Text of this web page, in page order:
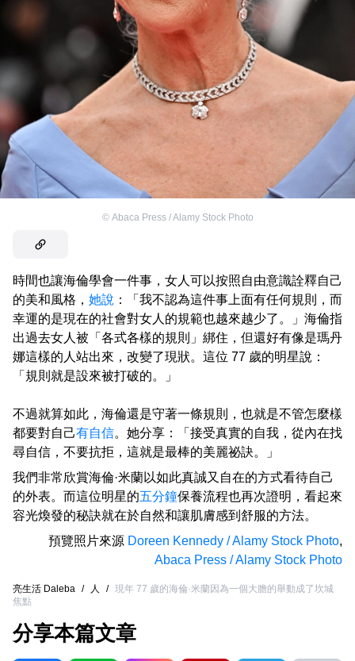
© Abaca Press / Alamy Stock Photo
時間也讓海倫學會一件事，女人可以按照自由意識詮釋自己
的美和風格， 她說 ：「我不認為這件事上面有任何規則，而
幸運的是現在的社會對女人的規範也越來越少了。」海倫指
出過去女人被「各式各樣的規則」綁住，但還好有像是瑪丹
娜這樣的人站出來，改變了現狀。這位 77 歲的明星說：
「規則就是設來被打破的。」
不過就算如此，海倫還是守著一條規則，也就是不管怎麼樣
都要對自己有自信。她分享：「接受真實的自我，從內在找
尋自信，不要抗拒，這就是最棒的美麗祕訣。」
我們非常欣賞海倫·米蘭以如此真誠又自在的方式看待自己
的外表。而這位明星的五分鐘保養流程也再次證明，看起來
容光煥發的秘訣就在於自然和讓肌膚感到舒服的方法。
預覽照片來源 Doreen Kennedy / Alamy Stock Photo,
Abaca Press / Alamy Stock Photo
亮生活 Daleba / 人 / 現年 77 歲的海倫·米蘭因為一個大膽的舉動成了坎城
焦點
分享本篇文章